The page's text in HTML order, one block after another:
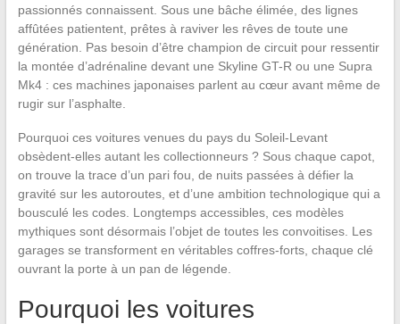
passionnés connaissent. Sous une bâche élimée, des lignes
affûtées patientent, prêtes à raviver les rêves de toute une
génération. Pas besoin d’être champion de circuit pour ressentir
la montée d’adrénaline devant une Skyline GT-R ou une Supra
Mk4 : ces machines japonaises parlent au cœur avant même de
rugir sur l’asphalte.
Pourquoi ces voitures venues du pays du Soleil-Levant
obsèdent-elles autant les collectionneurs ? Sous chaque capot,
on trouve la trace d’un pari fou, de nuits passées à défier la
gravité sur les autoroutes, et d’une ambition technologique qui a
bousculé les codes. Longtemps accessibles, ces modèles
mythiques sont désormais l’objet de toutes les convoitises. Les
garages se transforment en véritables coffres-forts, chaque clé
ouvrant la porte à un pan de légende.
Pourquoi les voitures